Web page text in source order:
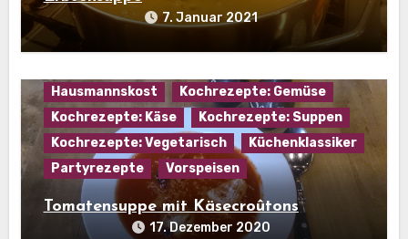
7. Januar 2021
Hausmannskost
Kochrezepte: Gemüse
Kochrezepte: Käse
Kochrezepte: Suppen
Kochrezepte: Vegetarisch
Küchenklassiker
Partyrezepte
Vorspeisen
Tomatensuppe mit Käsecroûtons
17. Dezember 2020